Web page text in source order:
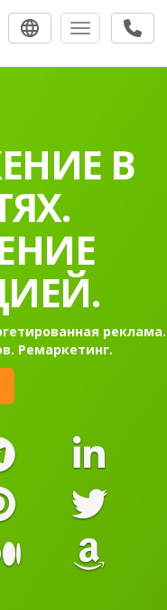
Toggle
В
реклама.
Ремаркетинг.